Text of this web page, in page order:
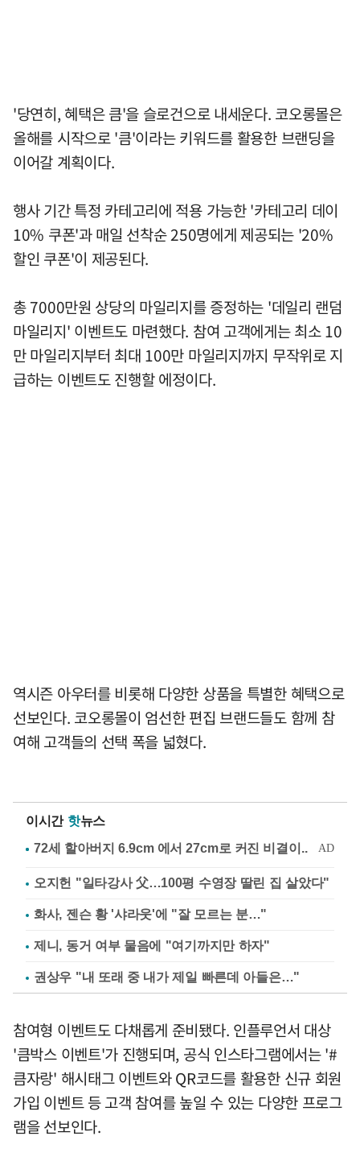
'당연히, 혜택은 큼'을 슬로건으로 내세운다. 코오롱몰은
올해를 시작으로 '큼'이라는 키워드를 활용한 브랜딩을
이어갈 계획이다.
행사 기간 특정 카테고리에 적용 가능한 '카테고리 데이
10% 쿠폰'과 매일 선착순 250명에게 제공되는 '20%
할인 쿠폰'이 제공된다.
총 7000만원 상당의 마일리지를 증정하는 '데일리 랜덤
마일리지' 이벤트도 마련했다. 참여 고객에게는 최소 10
만 마일리지부터 최대 100만 마일리지까지 무작위로 지
급하는 이벤트도 진행할 에정이다.
역시즌 아우터를 비롯해 다양한 상품을 특별한 혜택으로
선보인다. 코오롱몰이 엄선한 편집 브랜드들도 함께 참
여해 고객들의 선택 폭을 넓혔다.
이시간 핫뉴스
오지헌 "일타강사 父…100평 수영장 딸린 집 살았다"
화사, 젠슨 황 '샤라웃'에 "잘 모르는 분…"
제니, 동거 여부 물음에 "여기까지만 하자"
권상우 "내 또래 중 내가 제일 빠른데 아들은…"
참여형 이벤트도 다채롭게 준비됐다. 인플루언서 대상
'큼박스 이벤트'가 진행되며, 공식 인스타그램에서는 '#
큼자랑' 해시태그 이벤트와 QR코드를 활용한 신규 회원
가입 이벤트 등 고객 참여를 높일 수 있는 다양한 프로그
램을 선보인다.